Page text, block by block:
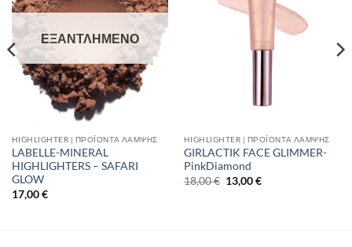
ΕΞΑΝΤΛΗΜΈΝΟ
HIGHLIGHTER | ΠΡΟΪΌΝΤΑ ΛΆΜΨΗΣ
LABELLE-MINERAL
HIGHLIGHTERS – SAFARI
GLOW
17,00€
HIGHLIGHTER | ΠΡΟΪΌΝΤΑ ΛΆΜΨΗΣ
GIRLACTIK FACE GLIMMER-
PinkDiamond
18,00€ Original
price
13,00€Η